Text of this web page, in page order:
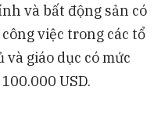
và bất động sản có
việc trong các tổ
giáo dục có mức
USD.